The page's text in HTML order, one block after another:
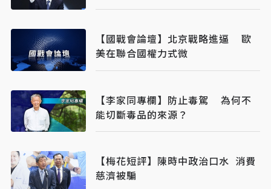
【國戰會論壇】北京戰略進逼 歐
美在聯合國權力式微
【李家同專欄】防止毒駕 為何不
能切斷毒品的來源？
【梅花短評】陳時中政治口水 消費
慈濟被騙